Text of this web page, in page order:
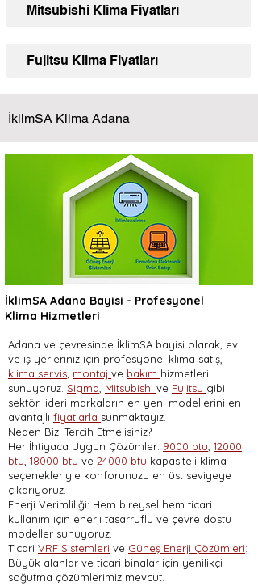
Mitsubishi Klima Fiyatları
Fujitsu Klima Fiyatları
İklimSA Klima Adana
İklimSA Adana Bayisi - Profesyonel
Klima Hizmetleri
Adana ve çevresinde İklimSA bayisi olarak, ev
ve iş yerleriniz için profesyonel klima satış,
klima servis montaj ve bakım hizmetleri
sunuyoruz. Sigma Mitsubishi ve Fujitsu gibi
sektör lideri markaların en yeni modellerini en
avantajlı fiyatlarla sunmaktayız.
Neden Bizi Tercih Etmelisiniz?
Her İhtiyaca Uygun Çözümler: 9000 btu 12000
btu 18000 btu ve 24000 btu kapasiteli klima
seçenekleriyle konforunuzu en üst seviyeye
çıkarıyoruz.
Enerji Verimliliği: Hem bireysel hem ticari
kullanım için enerji tasarruflu ve çevre dostu
modeller sunuyoruz.
Ticari VRF Sistemleri ve Güneş Enerji Çözümleri:
Büyük alanlar ve ticari binalar için yenilikçi
soğutma çözümlerimiz mevcut.